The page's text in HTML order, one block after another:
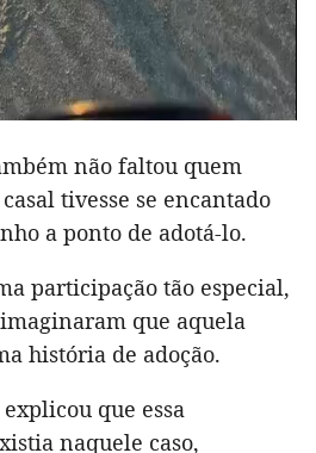
não faltou quem
tivesse se encantado
a ponto de adotá-lo.
participação tão especial,
que aquela
história de adoção.
que essa
naquele caso,